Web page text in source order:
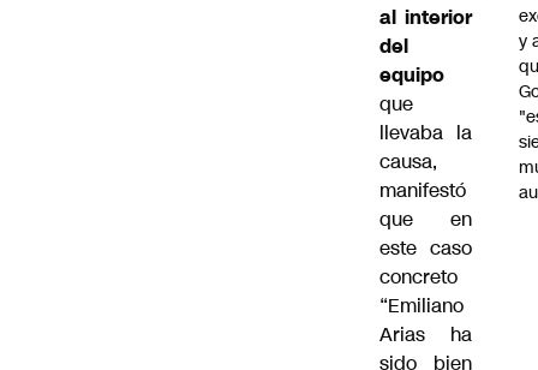
al interior
del
equipo
que
llevaba la
causa,
manifestó
que en
este caso
concreto
“Emiliano
Arias ha
sido bien
y